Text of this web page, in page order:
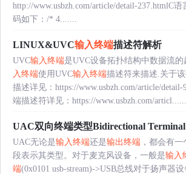
http://www.usbzh.com/article/detail-237.htmlC
码如下：/* 4.......
LINUX&UVC输入终端描述符解析
UVC输入终端是UVC设备拓扑结构中数据流
入终端使用UVC输入终端描述符来描述.关于
描述详见：https://www.usbzh.com/article/
端描述符详见：https://www.usbzh.com/articl......
UAC双向终端类型Bidirectional Terminal
UAC无论是输入终端还是输出终端 ，都会有
段表示其类型。对于麦克风设备，一般是输入
端(0x0101 usb-stream)->USB总线对于扬声器